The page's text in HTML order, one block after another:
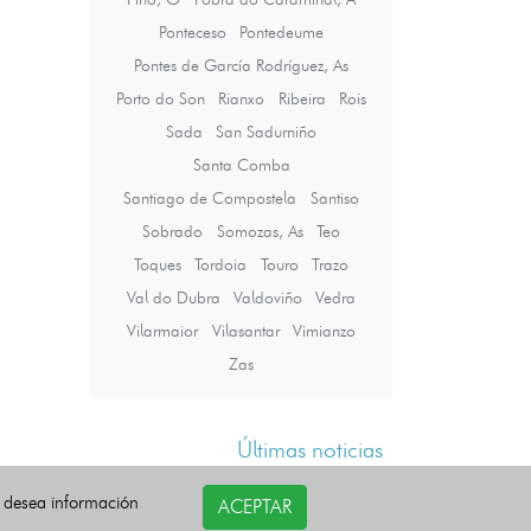
Ponteceso
Pontedeume
Pontes de García Rodríguez, As
Porto do Son
Rianxo Ribeira
Rois
Sada
San Sadurniño
Santa Comba
Santiago de Compostela
Santiso
Sobrado
Somozas, As
Teo
Toques
Tordoia Touro
Trazo
Val do Dubra
Valdoviño
Vedra
Vilarmaior
Vilasantar
Vimianzo
Zas
Últimas noticias
información
ACEPTAR